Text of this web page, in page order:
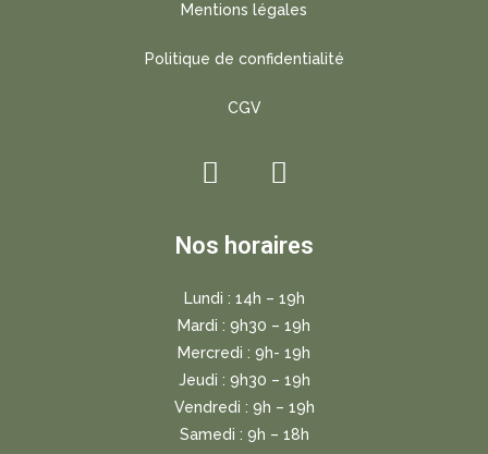
Mentions légales
Politique de confidentialité
CGV
Nos horaires
Lundi : 14h – 19h
Mardi : 9h30 – 19h
Mercredi : 9h- 19h
Jeudi : 9h30 – 19h
Vendredi : 9h – 19h
Samedi : 9h – 18h